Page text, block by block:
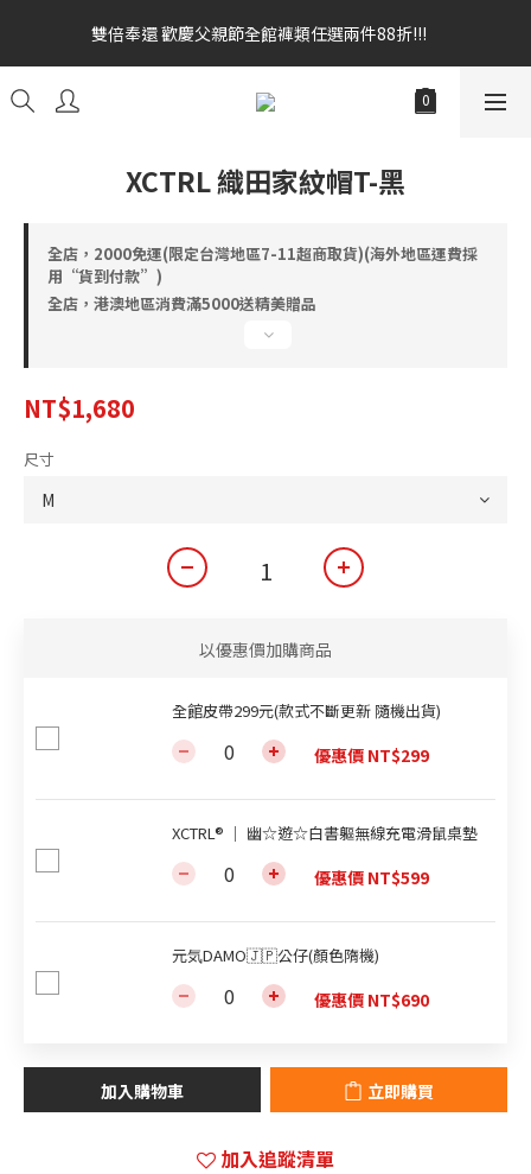
雙倍奉還 歡慶父親節全館褲類任選兩件88折!!!
雙倍奉還 歡慶父親節全館褲類任選兩件88折!!!
全館消費滿額$1680贈3D好野貓公仔(絲綢鐵黑) 滿額$2499贈達摩
金幣 送完為止!  滿$3000再贈現金卷$300元
雙倍奉還 歡慶父親節全館褲類任選兩件88折!!!
XCTRL 織田家紋帽T-黑
全店，2000免運(限定台灣地區7-11超商取貨)(海外地區運費採
用“貨到付款”)
全店，港澳地區消費滿5000送精美贈品
NT$1,680
尺寸
以優惠價加購商品
全館皮帶299元(款式不斷更新 隨機出貨)
優惠價 NT$299
XCTRL® ｜ 幽☆遊☆白書軀無線充電滑鼠桌墊
優惠價 NT$599
元気DAMO🇯🇵公仔(顏色隋機)
優惠價 NT$690
加入購物車 立即購買
加入追蹤清單